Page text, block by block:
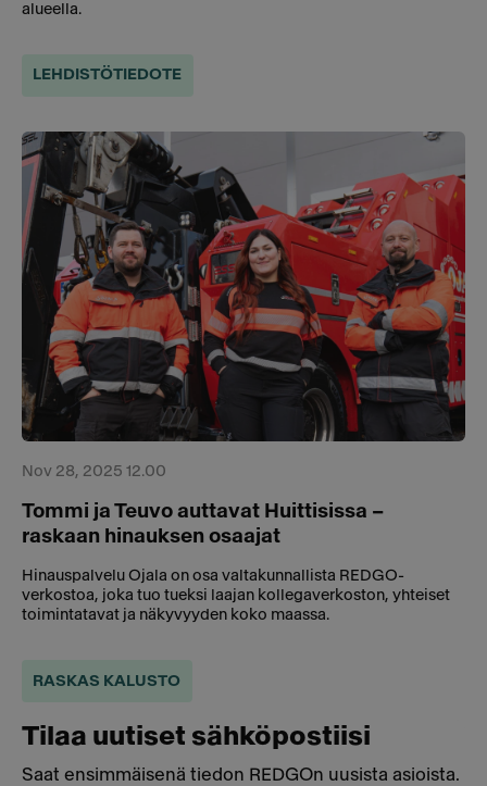
alueella.
LEHDISTÖTIEDOTE
Nov 28, 2025 12.00
Tommi ja Teuvo auttavat Huittisissa –
raskaan hinauksen osaajat
Hinauspalvelu Ojala on osa valtakunnallista REDGO-
verkostoa, joka tuo tueksi laajan kollegaverkoston, yhteiset
toimintatavat ja näkyvyyden koko maassa.
RASKAS KALUSTO
Tilaa uutiset sähköpostiisi
Saat ensimmäisenä tiedon REDGOn uusista asioista.